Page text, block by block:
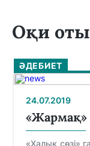
Оқи
ӘДЕБИЕТ
24.07.2019
«Жармақ»
«Халық сөзі»